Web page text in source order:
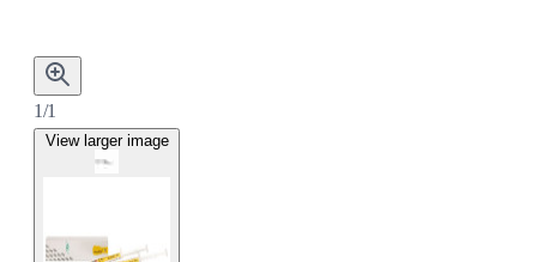
1/1
View larger image